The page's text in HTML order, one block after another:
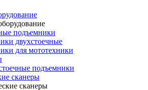
подъемники
двухстоечные
для мототехники
подъемники
сканеры